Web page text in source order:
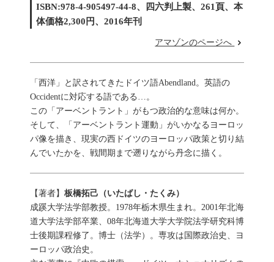
ISBN:978-4-905497-44-8、四六判上製、261頁、本
体価格2,300円、2016年刊
アマゾンのページへ
「西洋」と訳されてきたドイツ語Abendland。英語の
Occidentに対応する語である…。
この「アーベントラント」がもつ政治的な意味は何か。
そして、「アーベントラント運動」がいかなるヨーロッ
パ像を描き、現実の西ドイツのヨーロッパ政策と切り結
んでいたかを、戦間期まで遡りながら丹念に描く。
【著者】 板橋拓己（いたばし・たくみ）
成蹊大学法学部教授。1978年栃木県生まれ。2001年北海
道大学法学部卒業、08年北海道大学大学院法学研究科博
士後期課程修了。博士（法学）。専攻は国際政治史、ヨ
ーロッパ政治史。